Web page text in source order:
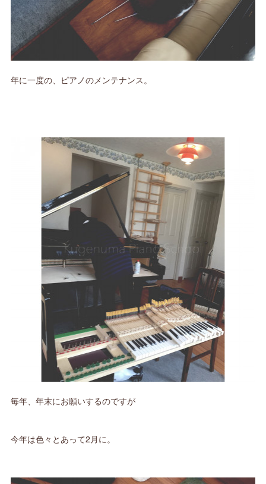
年に一度の、ピアノのメンテナンス。
毎年、年末にお願いするのですが
今年は色々とあって2月に。